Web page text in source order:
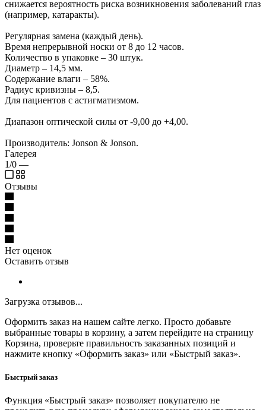
снижается вероятность риска возникновения заболеваний глаз
(например, катаракты).
Регулярная замена (каждый день).
Время непрерывной носки от 8 до 12 часов.
Количество в упаковке – 30 штук.
Диаметр – 14,5 мм.
Содержание влаги – 58%.
Радиус кривизны – 8,5.
Для пациентов с астигматизмом.
Диапазон оптической силы от -9,00 до +4,00.
Производитель: Jonson & Jonson.
Галерея
1/0 —
Отзывы
Нет оценок
Оставить отзыв
Загрузка отзывов...
Оформить заказ на нашем сайте легко. Просто добавьте
выбранные товары в корзину, а затем перейдите на страницу
Корзина, проверьте правильность заказанных позиций и
нажмите кнопку «Оформить заказ» или «Быстрый заказ».
Быстрый заказ
Функция «Быстрый заказ» позволяет покупателю не